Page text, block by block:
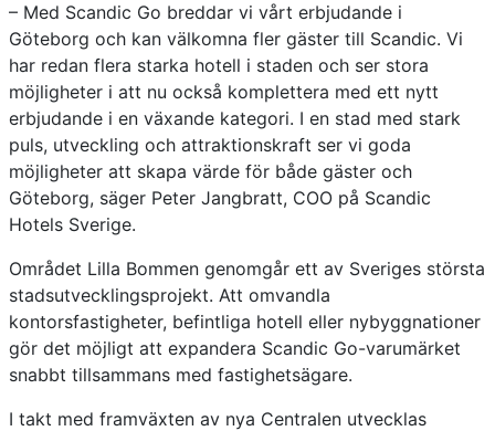
– Med Scandic Go breddar vi vårt erbjudande i
Göteborg och kan välkomna fler gäster till Scandic. Vi
har redan flera starka hotell i staden och ser stora
möjligheter i att nu också komplettera med ett nytt
erbjudande i en växande kategori. I en stad med stark
puls, utveckling och attraktionskraft ser vi goda
möjligheter att skapa värde för både gäster och
Göteborg, säger Peter Jangbratt, COO på Scandic
Hotels Sverige.
Området Lilla Bommen genomgår ett av Sveriges största
stadsutvecklingsprojekt. Att omvandla
kontorsfastigheter, befintliga hotell eller nybyggnationer
gör det möjligt att expandera Scandic Go-varumärket
snabbt tillsammans med fastighetsägare.
I takt med framväxten av nya Centralen utvecklas